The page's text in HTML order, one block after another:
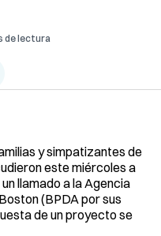
de lectura
y simpatizantes de
este miércoles a
llamado a la Agencia
(BPDA por sus
de un proyecto se